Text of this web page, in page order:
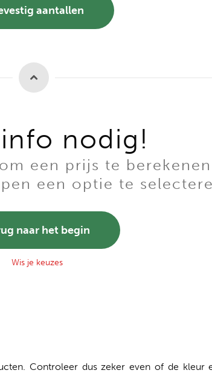
aantallen
nodig!
een prijs te
een optie te
naar het begin
Wis je keuzes
Controleer dus zeker even of de